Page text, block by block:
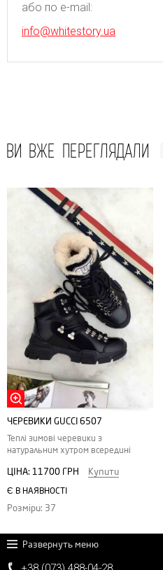
або по e-mail:
info@whitestory.ua
ВИ ВЖЕ ПЕРЕГЛЯДАЛИ
ЧЕРЕВИКИ GUCCI 6507
Теплі зимові черевики з
натуральним хутром всередині
ЦІНА: 11700 ГРН Купити
Є В НАЯВНОСТІ
Розміри: 37
Развернуть меню